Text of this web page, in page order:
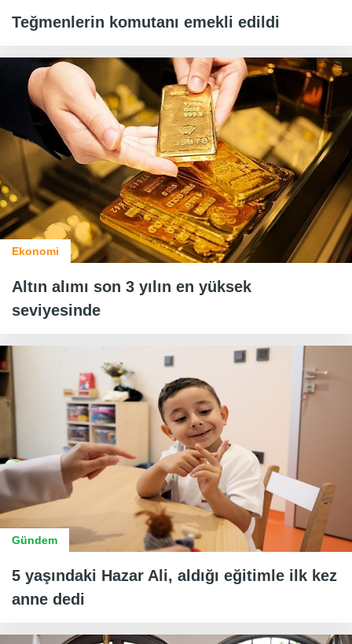
Teğmenlerin komutanı emekli edildi
Ekonomi
Altın alımı son 3 yılın en yüksek
seviyesinde
Gündem
5 yaşındaki Hazar Ali, aldığı eğitimle ilk kez
anne dedi